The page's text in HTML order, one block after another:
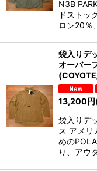
N3B
ドストッ
ロン20％
袋入りデ
オーバー
13,200円
袋入りデ
ス アメリ
めの
り、アウ